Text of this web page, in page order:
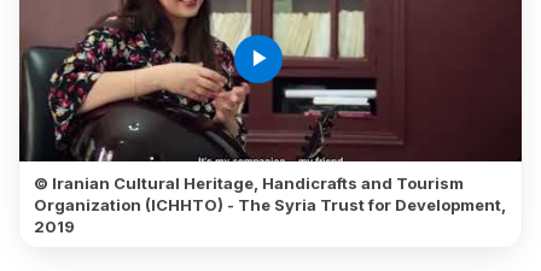
play_arrow
© Iranian Cultural Heritage, Handicrafts and Tourism
Organization (ICHHTO) - The Syria Trust for Development,
2019